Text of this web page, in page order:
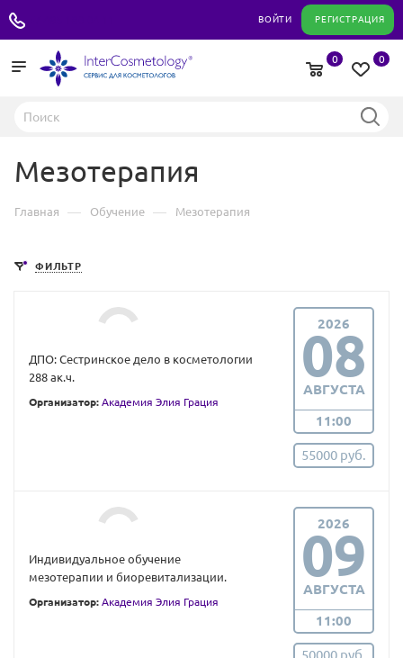
ВОЙТИ РЕГИСТРАЦИЯ
0
0
Мезотерапия
Главная — Обучение — Мезотерапия
ФИЛЬТР
ДПО: Сестринское дело в косметологии
288 ак.ч.
Организатор: Академия Элия Грация
2026
08
АВГУСТА
11:00
55000 руб.
Индивидуальное обучение
мезотерапии и биоревитализации.
Организатор: Академия Элия Грация
2026
09
АВГУСТА
11:00
50000 руб.